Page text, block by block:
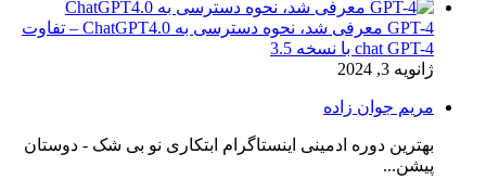
GPT-4 معرفی شد، نحوه دسترسی به ChatGPT4.0 – تفاوت
chat GPT-4 با نسخه 3.5
ژانویه 3, 2024
مریم جوان زاده
بهترین دوره ادمینی اینستاگرام ابتکاری نو بی شک - دوستان
پیشن...